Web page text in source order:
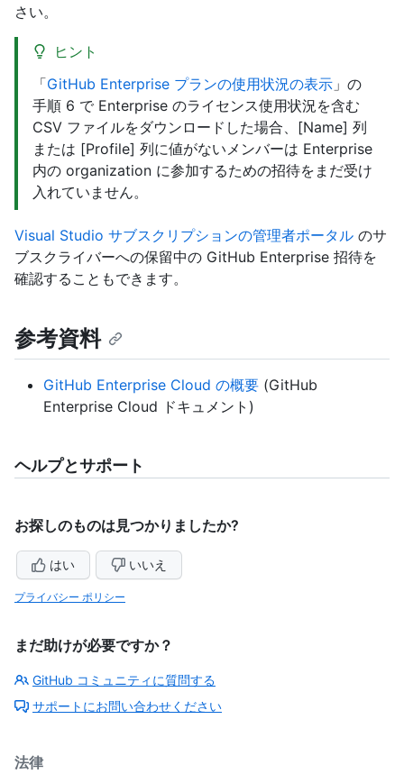
さい。
ヒント
「GitHub Enterprise プランの使用状況の表示 」の
手順 6 で Enterprise のライセンス使用状況を含む
CSV ファイルをダウンロードした場合、[Name] 列
または [Profile] 列に値がないメンバーは Enterprise
内の organization に参加するための招待をまだ受け
入れていません。
Visual Studio サブスクリプションの管理者ポータル のサ
ブスクライバーへの保留中の GitHub Enterprise 招待を
確認することもできます。
参考資料
GitHub Enterprise Cloud の概要 (GitHub
Enterprise Cloud ドキュメント)
ヘルプとサポート
お探しのものは見つかりましたか?
はい いいえ
プライバシー ポリシー
まだ助けが必要ですか？
GitHub コミュニティに質問する
サポートにお問い合わせください
法律